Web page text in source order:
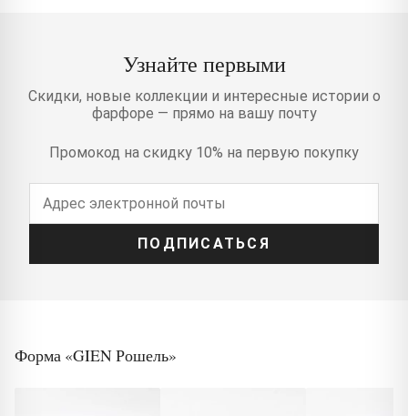
Узнайте первыми
Скидки, новые коллекции и интересные истории о
фарфоре — прямо на вашу почту
Промокод на скидку 10% на первую покупку
ПОДПИСАТЬСЯ
Форма «GIEN Рошель»